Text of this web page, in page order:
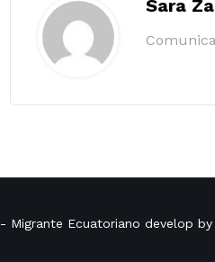
Sara
- Migrante Ecuatoriano develop by